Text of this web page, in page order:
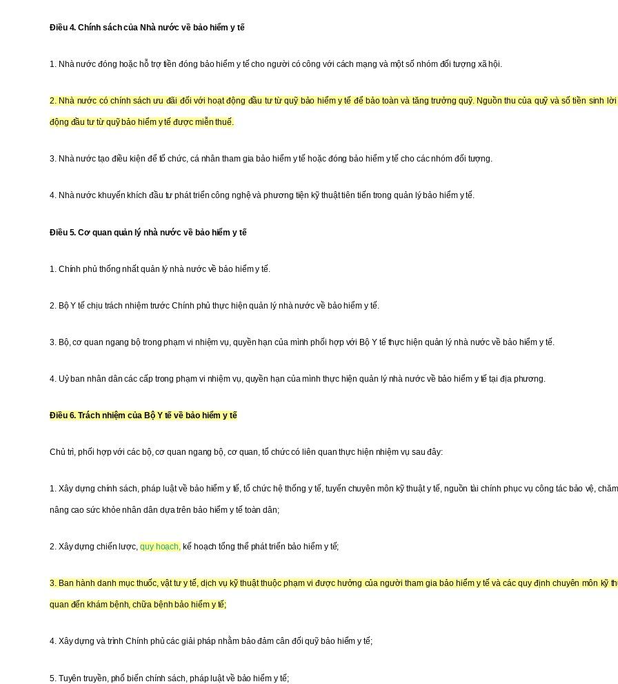
Điều 4. Chính sách của Nhà nước về bảo hiểm y tế
1. Nhà nước đóng hoặc hỗ trợ tiền đóng bảo hiểm y tế cho người có công với cách mạng và một số nhóm đối tượng xã hội.
2. Nhà nước có chính sách ưu đãi đối với hoạt động đầu tư từ quỹ bảo hiểm y tế để bảo toàn và tăng trưởng quỹ. Nguồn thu của quỹ và số tiền sinh
động đầu tư từ quỹ bảo hiểm y tế được miễn thuế.
3. Nhà nước tạo điều kiện để tổ chức, cá nhân tham gia bảo hiểm y tế hoặc đóng bảo hiểm y tế cho các nhóm đối tượng.
4. Nhà nước khuyến khích đầu tư phát triển công nghệ và phương tiện kỹ thuật tiên tiến trong quản lý bảo hiểm y tế.
Điều 5. Cơ quan quản lý nhà nước về bảo hiểm y tế
1. Chính phủ thống nhất quản lý nhà nước về bảo hiểm y tế.
2. Bộ Y tế chịu trách nhiệm trước Chính phủ thực hiện quản lý nhà nước về bảo hiểm y tế.
3. Bộ, cơ quan ngang bộ trong phạm vi nhiệm vụ, quyền hạn của mình phối hợp với Bộ Y tế thực hiện quản lý nhà nước về bảo hiểm y tế.
4. Uỷ ban nhân dân các cấp trong phạm vi nhiệm vụ, quyền hạn của mình thực hiện quản lý nhà nước về bảo hiểm y tế tại địa phương.
Điều 6. Trách nhiệm của Bộ Y tế về bảo hiểm y tế
Chủ trì, phối hợp với các bộ, cơ quan ngang bộ, cơ quan, tổ chức có liên quan thực hiện nhiệm vụ sau đây:
1. Xây dựng chính sách, pháp luật về bảo hiểm y tế, tổ chức hệ thống y tế, tuyến chuyên môn kỹ thuật y tế, nguồn tài chính phục vụ công tác bảo vệ,
nâng cao sức khỏe nhân dân dựa trên bảo hiểm y tế toàn dân;
2. Xây dựng chiến lược, quy hoạch, kế hoạch tổng thể phát triển bảo hiểm y tế;
3. Ban hành danh mục thuốc, vật tư y tế, dịch vụ kỹ thuật thuộc phạm vi được hưởng của người tham gia bảo hiểm y tế và các quy định chuyên môn kỹ
quan đến khám bệnh, chữa bệnh bảo hiểm y tế;
4. Xây dựng và trình Chính phủ các giải pháp nhằm bảo đảm cân đối quỹ bảo hiểm y tế;
5. Tuyên truyền, phổ biến chính sách, pháp luật về bảo hiểm y tế;